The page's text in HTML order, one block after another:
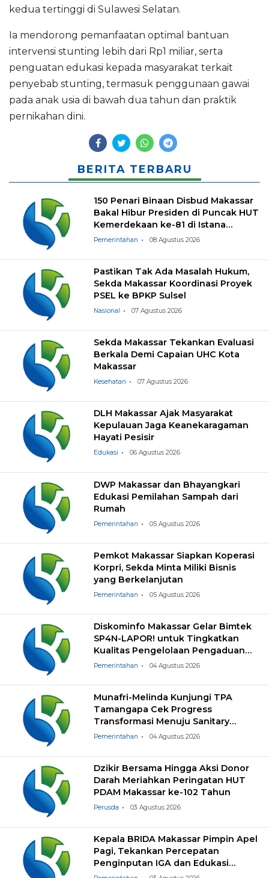
kedua tertinggi di Sulawesi Selatan.
Ia mendorong pemanfaatan optimal bantuan
intervensi stunting lebih dari Rp1 miliar, serta
penguatan edukasi kepada masyarakat terkait
penyebab stunting, termasuk penggunaan gawai
pada anak usia di bawah dua tahun dan praktik
pernikahan dini.
BERITA TERBARU
150 Penari Binaan Disbud Makassar
Bakal Hibur Presiden di Puncak HUT
Kemerdekaan ke-81 di Istana
Negara
Pemerintahan 08 Agustus 2026
Pastikan Tak Ada Masalah Hukum,
Sekda Makassar Koordinasi Proyek
PSEL ke BPKP Sulsel
Nasional 07 Agustus 2026
Sekda Makassar Tekankan Evaluasi
Berkala Demi Capaian UHC Kota
Makassar
Kesehatan 07 Agustus 2026
DLH Makassar Ajak Masyarakat
Kepulauan Jaga Keanekaragaman
Hayati Pesisir
Edukasi 06 Agustus 2026
DWP Makassar dan Bhayangkari
Edukasi Pemilahan Sampah dari
Rumah
Pemerintahan 05 Agustus 2026
Pemkot Makassar Siapkan Koperasi
Korpri, Sekda Minta Miliki Bisnis
yang Berkelanjutan
Pemerintahan 05 Agustus 2026
Diskominfo Makassar Gelar Bimtek
SP4N-LAPOR! untuk Tingkatkan
Kualitas Pengelolaan Pengaduan
Masyarakat
Pemerintahan 04 Agustus 2026
Munafri-Melinda Kunjungi TPA
Tamangapa Cek Progress
Transformasi Menuju Sanitary
Landfill
Pemerintahan 04 Agustus 2026
Dzikir Bersama Hingga Aksi Donor
Darah Meriahkan Peringatan HUT
PDAM Makassar ke-102 Tahun
Perusda 03 Agustus 2026
Kepala BRIDA Makassar Pimpin Apel
Pagi, Tekankan Percepatan
Penginputan IGA dan Edukasi
Pemilahan Sampah